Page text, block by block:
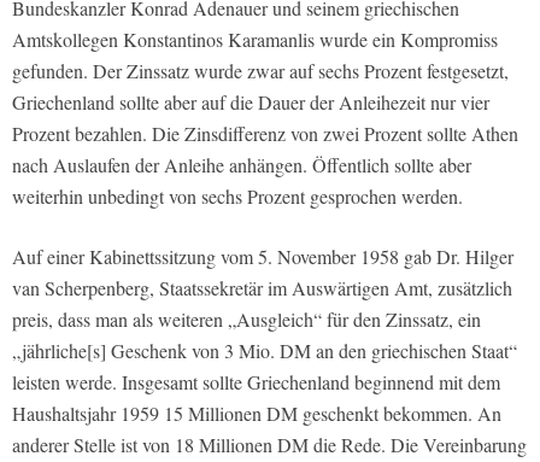
Bundeskanzler Konrad Adenauer und seinem griechischen
Amtskollegen Konstantinos Karamanlis wurde ein Kompromiss
gefunden. Der Zinssatz wurde zwar auf sechs Prozent festgesetzt,
Griechenland sollte aber auf die Dauer der Anleihezeit nur vier
Prozent bezahlen. Die Zinsdifferenz von zwei Prozent sollte Athen
nach Auslaufen der Anleihe anhängen. Öffentlich sollte aber
weiterhin unbedingt von sechs Prozent gesprochen werden.
Auf einer Kabinettssitzung vom 5. November 1958 gab Dr. Hilger
van Scherpenberg, Staatssekretär im Auswärtigen Amt, zusätzlich
preis, dass man als weiteren „Ausgleich“ für den Zinssatz, ein
„jährliche[s] Geschenk von 3 Mio. DM an den griechischen Staat“
leisten werde. Insgesamt sollte Griechenland beginnend mit dem
Haushaltsjahr 1959 15 Millionen DM geschenkt bekommen. An
anderer Stelle ist von 18 Millionen DM die Rede. Die Vereinbarung